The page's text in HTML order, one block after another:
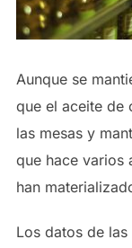
Aunque se
que el aceite de
las mesas y
que hace varios
han
Los datos de